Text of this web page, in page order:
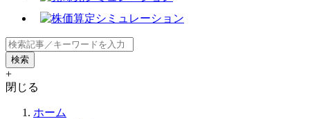
+
閉じる
ホーム